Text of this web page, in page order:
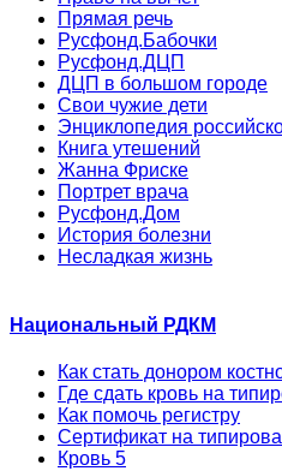
Прямая речь
Русфонд.Бабочки
Русфонд.ДЦП
ДЦП в большом городе
Свои чужие дети
Энциклопедия
Книга утешений
Жанна Фриске
Портрет врача
Русфонд.Дом
История болезни
Несладкая жизнь
Национальный РДКМ
Как стать донором
Где сдать кровь на
Как помочь регистру
Сертификат на
Кровь 5